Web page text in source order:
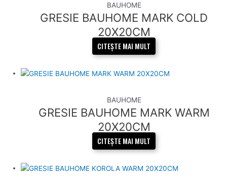
BAUHOME
GRESIE BAUHOME MARK COLD
20X20CM
CITEȘTE MAI MULT
BAUHOME
GRESIE BAUHOME MARK WARM
20X20CM
CITEȘTE MAI MULT